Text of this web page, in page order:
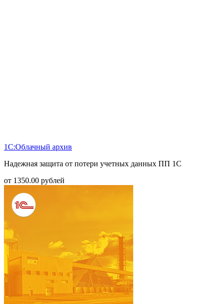
1С:Облачный архив
Надежная защита от потери учетных данных ПП 1С
от 1350.00 рублей